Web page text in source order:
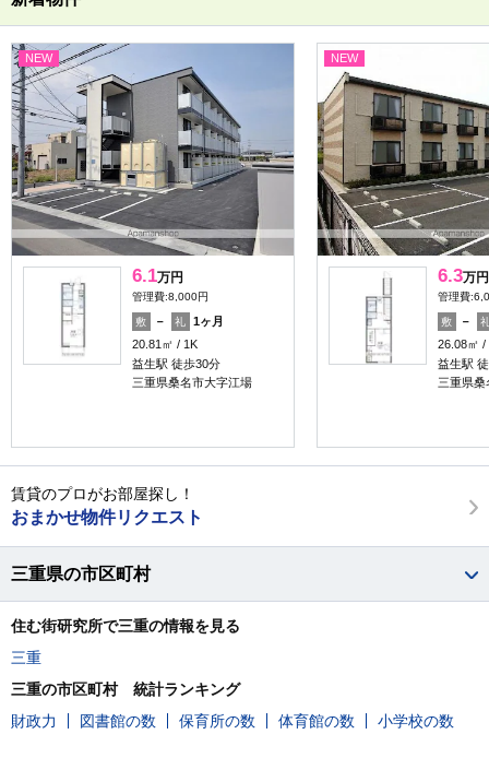
NEW
6.1万円
管理費:8,000円
敷 － 礼
1ヶ月
20.81㎡
1K
益生駅 徒歩30分
三重県桑名市大字江場
NEW
6.3万円
管理費
敷 －
26.08㎡
益生駅
三重県
賃貸のプロがお部屋探し！
おまかせ物件リクエスト
三重県の市区町村
住む街研究所で三重の情報を見る
三重
三重の市区町村 統計ランキング
財政力
図書館の数 保育所の数 体育館の数 小学校の数